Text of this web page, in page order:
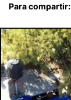
Para compartir: